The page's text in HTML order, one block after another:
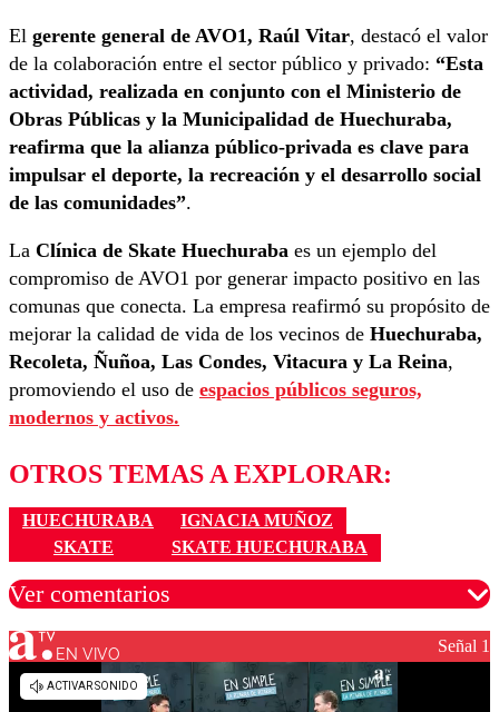
El gerente general de AVO1, Raúl Vitar, destacó el valor
de la colaboración entre el sector público y privado: “Esta
actividad, realizada en conjunto con el Ministerio de
Obras Públicas y la Municipalidad de Huechuraba,
reafirma que la alianza público-privada es clave para
impulsar el deporte, la recreación y el desarrollo social
de las comunidades”.
La Clínica de Skate Huechuraba es un ejemplo del
compromiso de AVO1 por generar impacto positivo en las
comunas que conecta. La empresa reafirmó su propósito de
mejorar la calidad de vida de los vecinos de Huechuraba,
Recoleta, Ñuñoa, Las Condes, Vitacura y La Reina,
promoviendo el uso de espacios públicos seguros,
modernos y activos.
OTROS TEMAS A EXPLORAR:
HUECHURABA
IGNACIA MUÑOZ
SKATE
SKATE HUECHURABA
Ver comentarios
Los comentarios son moderados para garantizar un
diálogo respetuoso.
EN VIVO Señal 1